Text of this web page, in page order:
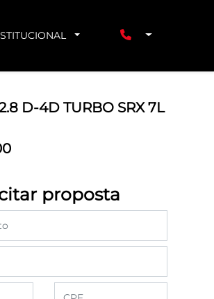
D-4D TURBO SRX 7L
proposta